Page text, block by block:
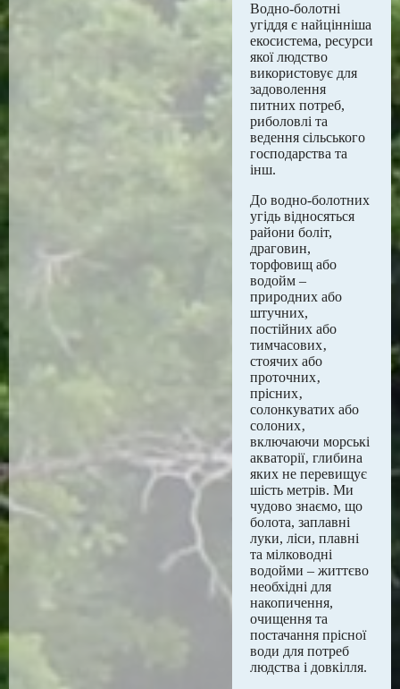
Водно-болотні
угіддя є найцінніша
екосистема, ресурси
якої людство
використовує для
задоволення
питних потреб,
риболовлі та
ведення сільського
господарства та
інш.
До водно-болотних
угідь відносяться
райони боліт,
драговин,
торфовищ або
водойм –
природних або
штучних,
постійних або
тимчасових‚
стоячих або
проточних‚
прісних‚
солонкуватих або
солоних‚
включаючи морські
акваторії‚ глибина
яких не перевищує
шість метрів. Ми
чудово знаємо, що
болота, заплавні
луки, ліси, плавні
та мілководні
водойми – життєво
необхідні для
накопичення,
очищення та
постачання прісної
води для потреб
людства і довкілля.